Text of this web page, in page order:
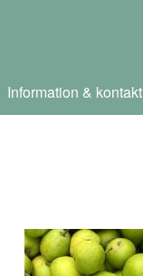
Information & kontakt